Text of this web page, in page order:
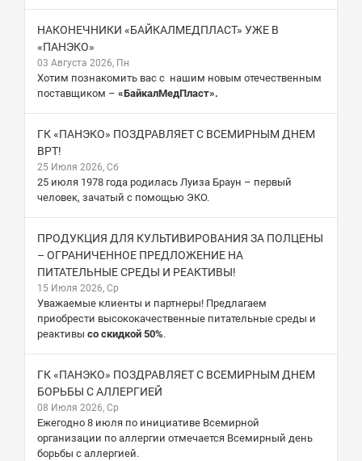
НАКОНЕЧНИКИ «БАЙКАЛМЕДПЛАСТ» УЖЕ В
«ПАНЭКО»
03 Августа 2026, Пн
Хотим познакомить вас с нашим новым отечественным
поставщиком – «БайкалМедПласт».
ГК «ПАНЭКО» ПОЗДРАВЛЯЕТ С ВСЕМИРНЫМ ДНЕМ
ВРТ!
25 Июля 2026, Сб
25 июля 1978 года родилась Луиза Браун – первый
человек, зачатый с помощью ЭКО.
ПРОДУКЦИЯ ДЛЯ КУЛЬТИВИРОВАНИЯ ЗА ПОЛЦЕНЫ
– ОГРАНИЧЕННОЕ ПРЕДЛОЖЕНИЕ НА
ПИТАТЕЛЬНЫЕ СРЕДЫ И РЕАКТИВЫ!
15 Июля 2026, Ср
Уважаемые клиенты и партнеры! Предлагаем
приобрести высококачественные питательные среды и
реактивы со скидкой 50%.
ГК «ПАНЭКО» ПОЗДРАВЛЯЕТ С ВСЕМИРНЫМ ДНЕМ
БОРЬБЫ С АЛЛЕРГИЕЙ
08 Июля 2026, Ср
Ежегодно 8 июля по инициативе Всемирной
организации по аллергии отмечается Всемирный день
борьбы с аллергией.